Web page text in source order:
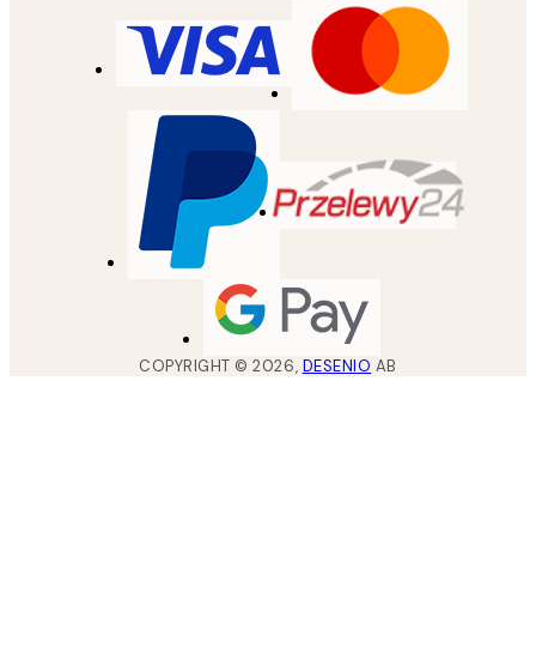
COPYRIGHT ©2026, DESENIO AB